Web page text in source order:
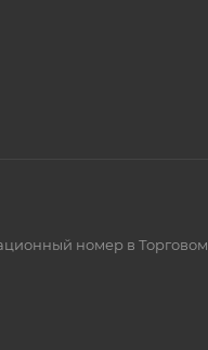
номер в